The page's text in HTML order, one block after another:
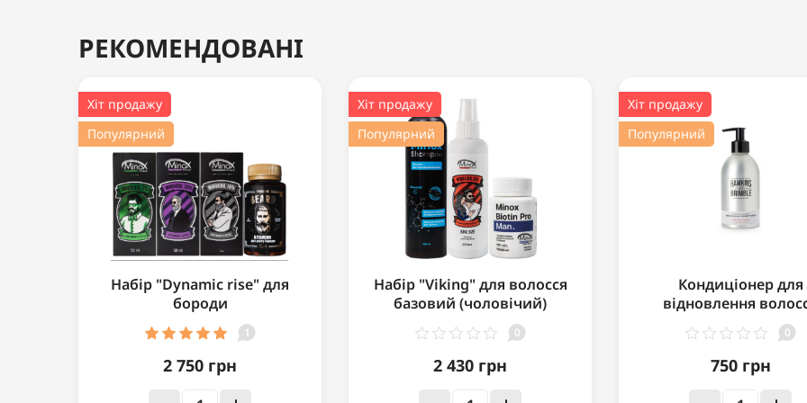
РЕКОМЕНДОВАНІ
Хіт продажу
Популярний
Набір "Dynamic rise" для
бороди
1
2 750 грн
Хіт продажу
Популярний
Набір "Viking" для волосся
базовий (чоловічий)
0
2 430 грн
Хіт продажу
Популярний
Кондиціонер для
відновлення
Hawkins & Brimble
Nourishing Conditioner
мл
0
750 грн